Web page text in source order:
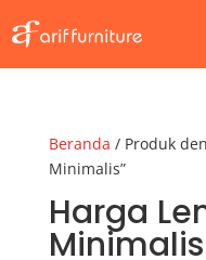
Beranda / Produk
Minimalis”
Harga
Minimalis